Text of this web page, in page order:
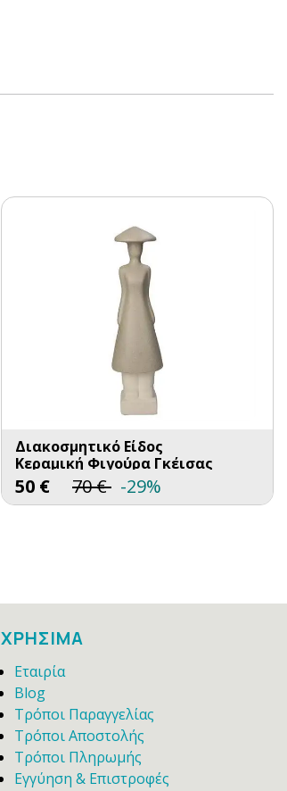
Διακοσμητικό Είδος
Κεραμική Φιγούρα Γκέισας
50 € 70€ -29%
ΧΡΗΣΙΜΑ
Εταιρία
Blog
Τρόποι Παραγγελίας
Τρόποι Αποστολής
Τρόποι Πληρωμής
Εγγύηση & Επιστροφές